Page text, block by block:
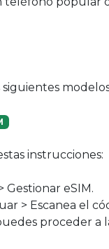
instrucciones:
Gestionar eSIM.
> Escanea el
proceder a